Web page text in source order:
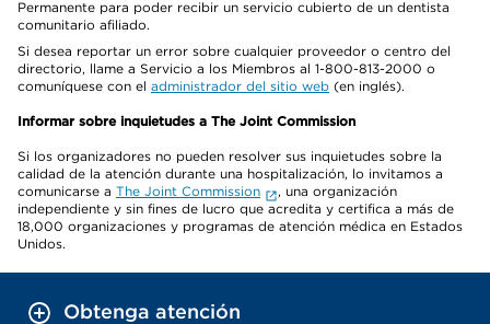
Permanente para poder recibir un servicio cubierto de un dentista
comunitario afiliado.
Si desea reportar un error sobre cualquier proveedor o centro del
directorio, llame a Servicio a los Miembros al 1-800-813-2000 o
comuníquese con el administrador del sitio web (en inglés).
Informar sobre inquietudes a The Joint Commission
Si los organizadores no pueden resolver sus inquietudes sobre la
calidad de la atención durante una hospitalización, lo invitamos a
comunicarse a The Joint Commission
, una organización
independiente y sin fines de lucro que acredita y certifica a más de
18,000 organizaciones y programas de atención médica en Estados
Unidos.
Obtenga atención